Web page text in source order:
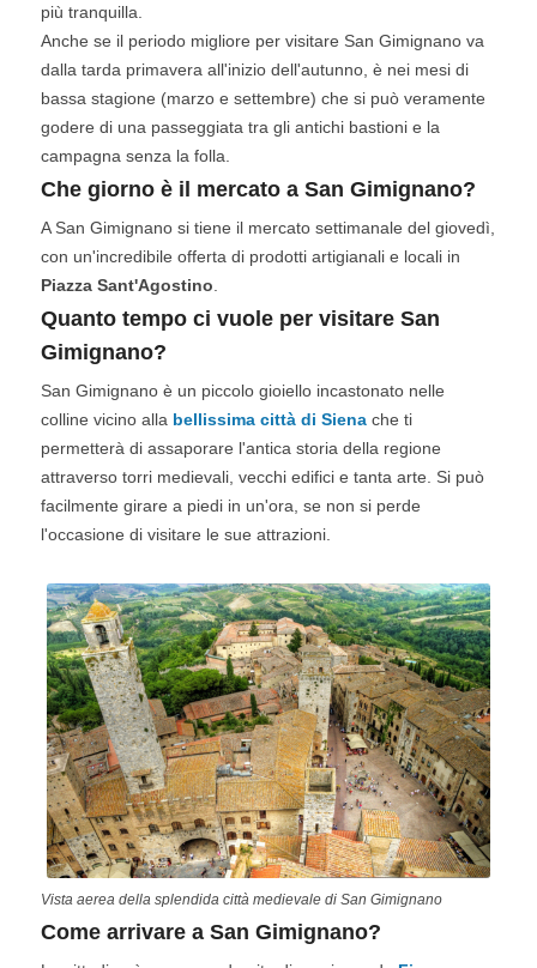
più tranquilla.
Anche se il periodo migliore per visitare San Gimignano va
dalla tarda primavera all'inizio dell'autunno, è nei mesi di
bassa stagione (marzo e settembre) che si può veramente
godere di una passeggiata tra gli antichi bastioni e la
campagna senza la folla.
Che giorno è il mercato a San Gimignano?
A San Gimignano si tiene il mercato settimanale del giovedì,
con un'incredibile offerta di prodotti artigianali e locali in
Piazza Sant'Agostino
Quanto tempo ci vuole per visitare San
Gimignano?
San Gimignano è un piccolo gioiello incastonato nelle
colline vicino alla bellissima città di Siena che ti
permetterà di assaporare l'antica storia della regione
attraverso torri medievali, vecchi edifici e tanta arte. Si può
facilmente girare a piedi in un'ora, se non si perde
l'occasione di visitare le sue attrazioni.
Vista aerea della splendida città medievale di San Gimignano
Come arrivare a San Gimignano?